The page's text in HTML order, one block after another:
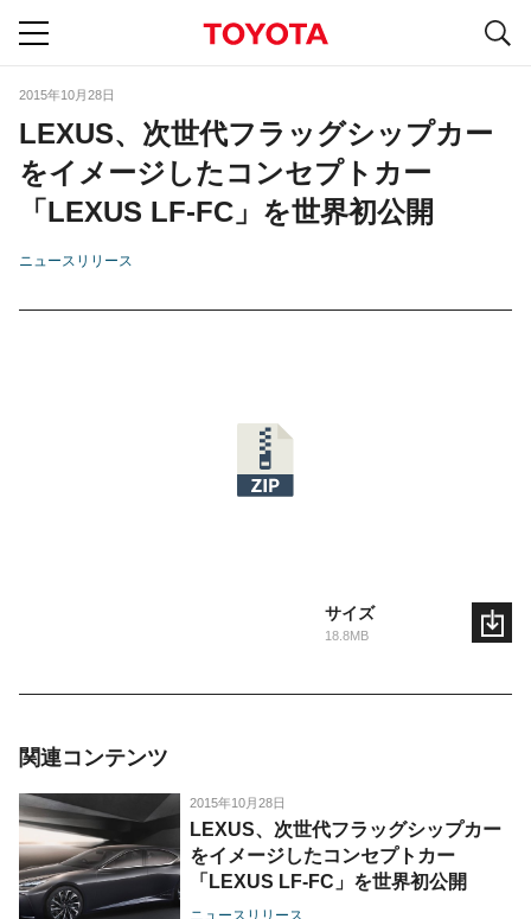
2015年10月28日
LEXUS、次世代フラッグシップカー
をイメージしたコンセプトカー
「LEXUS LF-FC」を世界初公開
ニュースリリース
サイズ
18.8MB
関連コンテンツ
2015年10月28日
LEXUS、次世代フラッグシップカー
をイメージしたコンセプトカー
「LEXUS LF-FC」を世界初公開